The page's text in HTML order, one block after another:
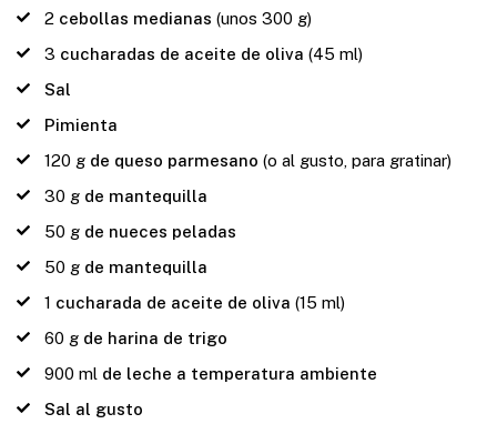
2 cebollas medianas (unos 300 g)
3 cucharadas de aceite de oliva (45 ml)
Sal
Pimienta
120 g de queso parmesano (o al gusto, para gratinar)
30 g de mantequilla
50 g de nueces peladas
50 g de mantequilla
1 cucharada de aceite de oliva (15 ml)
60 g de harina de trigo
900 ml de leche a temperatura ambiente
Sal al gusto